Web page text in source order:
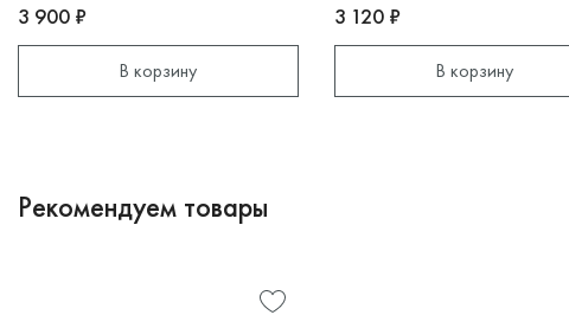
3 900 ₽
В корзину
3 120 ₽
В корзину
Рекомендуем товары